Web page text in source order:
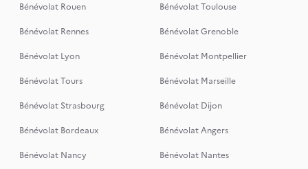
Bénévolat Rouen
Bénévolat Toulouse
Bénévolat Rennes
Bénévolat Grenoble
Bénévolat Lyon
Bénévolat Montpellier
Bénévolat Tours
Bénévolat Marseille
Bénévolat Strasbourg
Bénévolat Dijon
Bénévolat Bordeaux
Bénévolat Angers
Bénévolat Nancy
Bénévolat Nantes